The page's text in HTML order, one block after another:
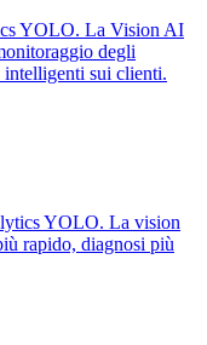
YOLO. La Vision AI
degli
intelligenti sui clienti.
YOLO. La vision
rapido, diagnosi più